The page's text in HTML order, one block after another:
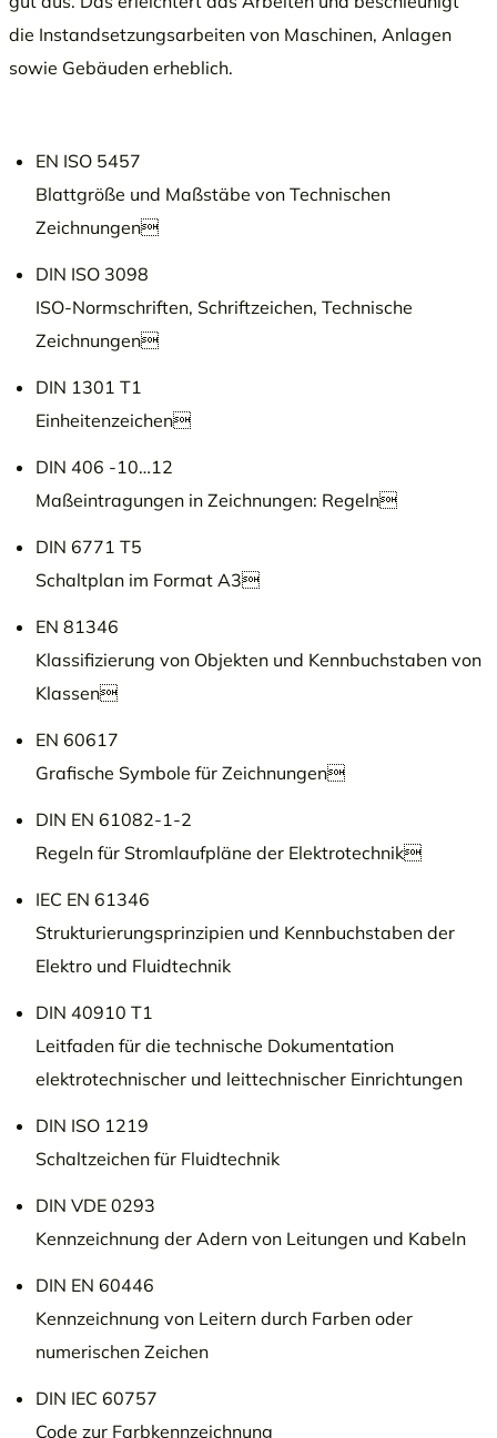
die Instandsetzungsarbeiten von Maschinen, Anlagen
sowie Gebäuden erheblich.
EN ISO 5457
Blattgröße und Maßstäbe von Technischen
Zeichnungen
DIN ISO 3098
ISO-Normschriften, Schriftzeichen, Technische
Zeichnungen
DIN 1301 T1
Einheitenzeichen
DIN 406 -10…12
Maßeintragungen in Zeichnungen: Regeln
DIN 6771 T5
Schaltplan im Format A3
EN 81346
Klassifizierung von Objekten und Kennbuchstaben von
Klassen
EN 60617
Grafische Symbole für Zeichnungen
DIN EN 61082-1-2
Regeln für Stromlaufpläne der Elektrotechnik
IEC EN 61346
Strukturierungsprinzipien und Kennbuchstaben der
Elektro und Fluidtechnik
DIN 40910 T1
Leitfaden für die technische Dokumentation
elektrotechnischer und leittechnischer Einrichtungen
DIN ISO 1219
Schaltzeichen für Fluidtechnik
DIN VDE 0293
Kennzeichnung der Adern von Leitungen und Kabeln
DIN EN 60446
Kennzeichnung von Leitern durch Farben oder
numerischen Zeichen
DIN IEC 60757
Code zur Farbkennzeichnung